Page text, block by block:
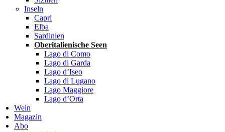
Inseln
Capri
Elba
Sardinien
Oberitalienische Seen
Lago di Como
Lago di Garda
Lago d’Iseo
Lago di Lugano
Lago Maggiore
Lago d’Orta
Wein
Magazin
Abo